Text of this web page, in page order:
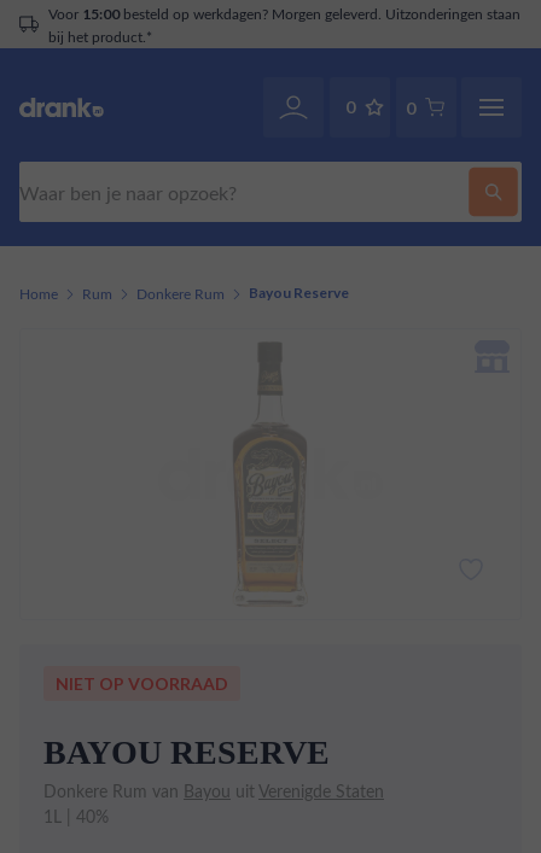
Voor 15:00besteld op werkdagen? Morgen geleverd. Uitzonderingen staan
bij het product.*
0 0
Home Rum Donkere Rum Bayou Reserve
NIET OP VOORRAAD
BAYOU RESERVE
Donkere Rum van Bayou uitVerenigde Staten
1L | 40%